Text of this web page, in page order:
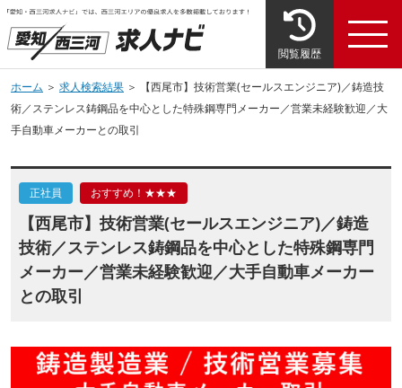
閲覧履歴
ホーム ＞ 求人検索結果 ＞ 【西尾市】技術営業(セールスエンジニア)／鋳造技
術／ステンレス鋳鋼品を中心とした特殊鋼専門メーカー／営業未経験歓迎／大
手自動車メーカーとの取引
正社員 おすすめ！★★★
【西尾市】技術営業(セールスエンジニア)／鋳造
技術／ステンレス鋳鋼品を中心とした特殊鋼専門
メーカー／営業未経験歓迎／大手自動車メーカー
との取引